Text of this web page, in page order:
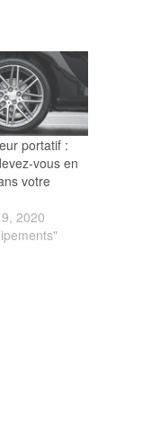
portatif :
vous en
votre
2020